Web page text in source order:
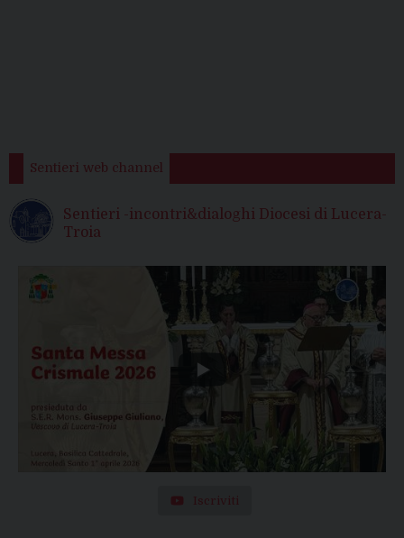
Sentieri web channel
Sentieri -incontri&dialoghi Diocesi di Lucera-
Troia
Iscriviti